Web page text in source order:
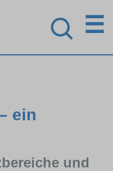
☰
ein
und